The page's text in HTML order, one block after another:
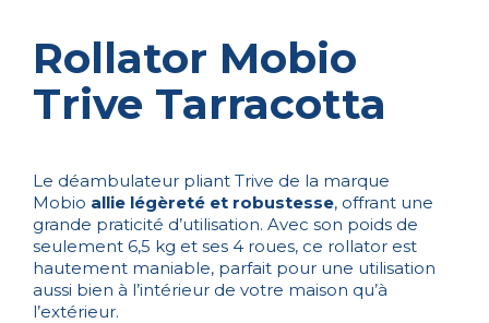
Rollator Mobio
Trive Tarracotta
Le déambulateur pliant Trive de la marque
Mobio allie légèreté et robustesse, offrant une
grande praticité d’utilisation. Avec son poids de
seulement 6,5 kg et ses 4 roues, ce rollator est
hautement maniable, parfait pour une utilisation
aussi bien à l’intérieur de votre maison qu’à
l’extérieur.